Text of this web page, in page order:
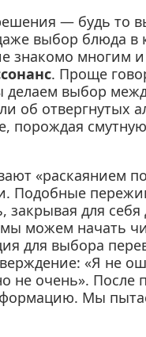
— будь то
выбор блюда
знакомо многим и
. Проще
выбор
об отвергнутых
порождая
«раскаянием
Подобные
для себя
можем начать
для выбора
«Я не
не очень».
Мы